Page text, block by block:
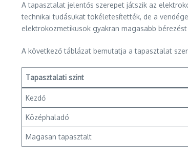
A tapasztalat jelentős szerepet játszik az
technikai tudásukat tökéletesítették, de a
elektrokozmetikusok gyakran magasabb
A következő táblázat bemutatja a tapasztalat
Tapasztalati szint
Kezdő
Középhaladó
Magasan tapasztalt